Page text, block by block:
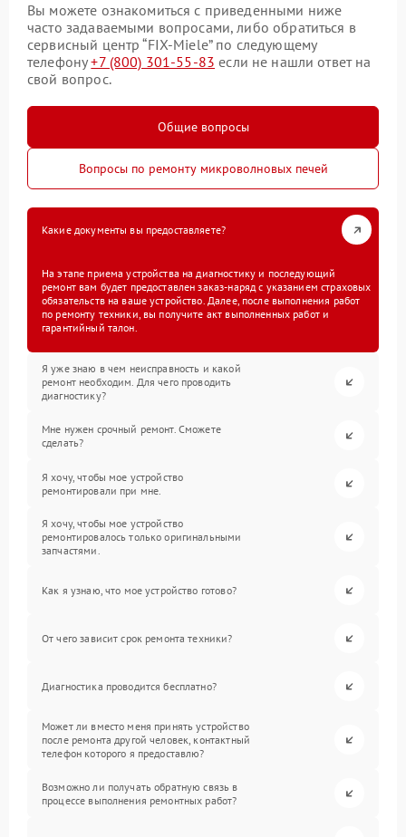
Вы можете ознакомиться с приведенными ниже
часто задаваемыми вопросами, либо обратиться в
сервисный центр “FIX-Miele” по следующему
телефону+7 (800) 301-55-83 если не нашли ответ на
свой вопрос.
Общие вопросы
Вопросы по ремонту микроволновых печей
Какие документы вы предоставляете?
На этапе приема устройства на диагностику и последующий
ремонт вам будет предоставлен заказ-наряд с указанием страховых
обязательств на ваше устройство. Далее, после выполнения работ
по ремонту техники, вы получите акт выполненных работ и
гарантийный талон.
Я уже знаю в чем неисправность и какой
ремонт необходим. Для чего проводить
диагностику?
Мне нужен срочный ремонт. Сможете
сделать?
Я хочу, чтобы мое устройство
ремонтировали при мне.
Я хочу, чтобы мое устройство
ремонтировалось только оригинальными
запчастями.
Как я узнаю, что мое устройство готово?
От чего зависит срок ремонта техники?
Диагностика проводится бесплатно?
Может ли вместо меня принять устройство
после ремонта другой человек, контактный
телефон которого я предоставлю?
Возможно ли получать обратную связь в
процессе выполнения ремонтных работ?